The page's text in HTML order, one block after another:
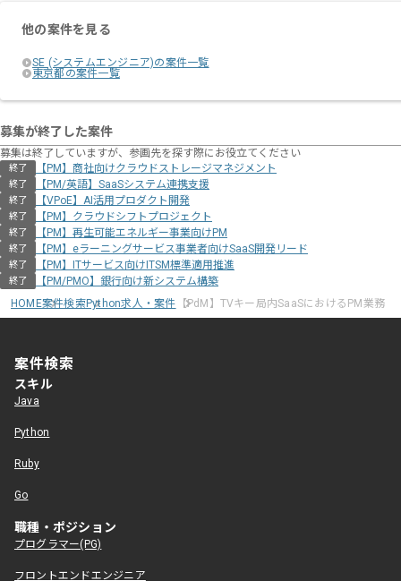
他の案件を見る
SE (システムエンジニア)の案件一覧
東京都の案件一覧
募集が終了した案件
募集は終了していますが、参画先を探す際にお役立てください
終了 【PM】商社向けクラウドストレージマネジメント
終了 【PM/英語】SaaSシステム連携支援
終了 【VPoE】AI活用プロダクト開発
終了 【PM】クラウドシフトプロジェクト
終了 【PM】再生可能エネルギー事業向けPM
終了 【PM】eラーニングサービス事業者向けSaaS開発リード
終了 【PM】ITサービス向けITSM標準適用推進
終了
【PM/PMO】銀行向け新システム構築
HOME案件検索Python求人・案件 【PdM】TVキー局内SaaSにおけるPM業務
案件検索
スキル
Java
Python
Ruby
Go
職種・ポジション
プログラマー(PG)
フロントエンドエンジニア